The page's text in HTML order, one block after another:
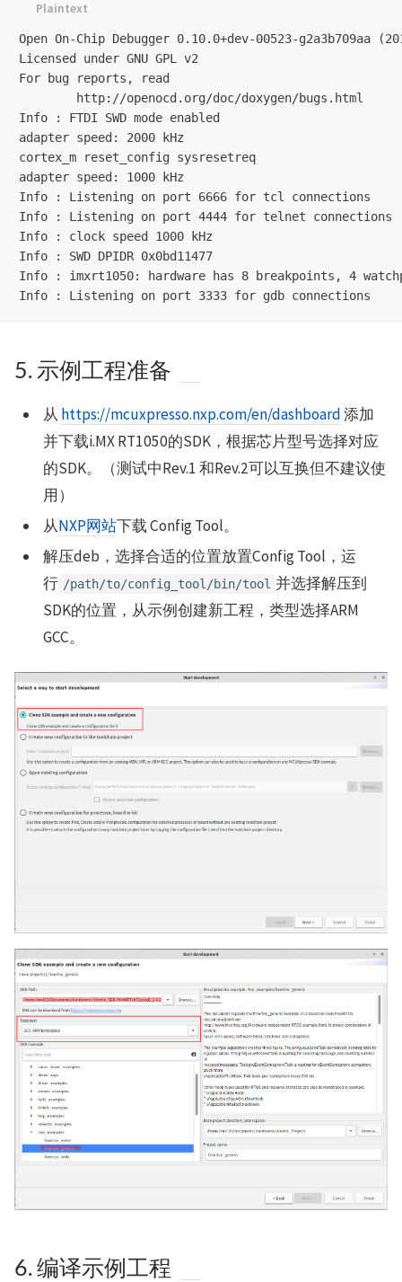
Open On-Chip Debugger 0.10.0+dev-00523-g2a3b709aa
Licensed under GNU GPL v2
For bug reports, read
Info : FTDI SWD mode enabled
adapter speed: 2000 kHz
cortex_m reset_config sysresetreq
adapter speed: 1000 kHz
Info : Listening on port 6666 for tcl connections
Info : Listening on port 4444 for telnet connections
Info : clock speed 1000 kHz
Info : SWD DPIDR 0x0bd11477
Info : imxrt1050: hardware has 8 breakpoints, 4
5. 示例工程准备
从 https://mcuxpresso.nxp.com/en/dashboard添加
并下载i.MX RT1050的SDK，根据芯片型号选择对应
的SDK。（测试中Rev.1 和Rev.2可以互换但不建议使
用）
从NXP网站下载 Config Tool。
解压deb，选择合适的位置放置Config Tool，运
行 /path/to/config_tool/bin/tool 并选择解压到
SDK的位置，从示例创建新工程，类型选择ARM
GCC。
6. 编译示例工程